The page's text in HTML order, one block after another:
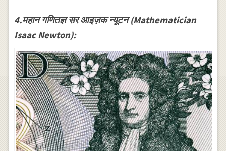
4.महान गणितज्ञ सर आइज़क न्यूटन (Mathematician
Isaac Newton):